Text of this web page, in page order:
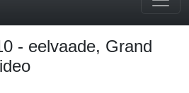
- eelvaade, Grand